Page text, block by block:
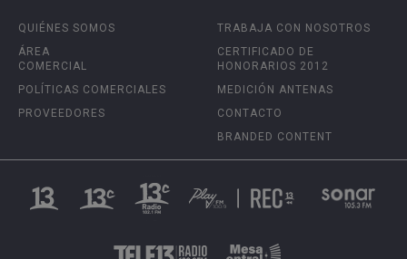
QUIÉNES SOMOS
ÁREA
COMERCIAL
POLÍTICAS COMERCIALES
PROVEEDORES
TRABAJA CON NOSOTROS
CERTIFICADO DE
HONORARIOS 2012
MEDICIÓN ANTENAS
CONTACTO
BRANDED CONTENT